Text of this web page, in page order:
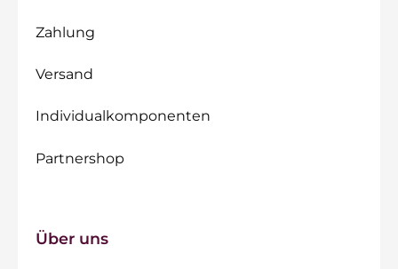
Zahlung
Versand
Individualkomponenten
Partnershop
Über uns